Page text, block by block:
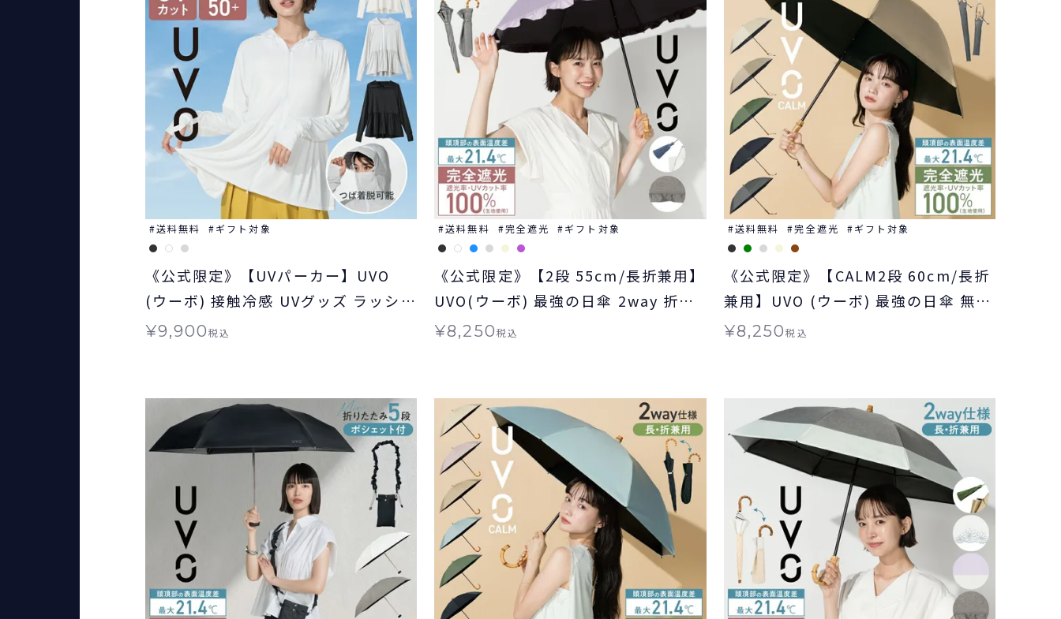
送料無料 ギフト対象
《公式限定》【UVパーカー】UVO
(ウーボ) 接触冷感 UVグッズ ラッシュ
¥9,900税込
送料無料 完全遮光 ギフト対象
《公式限定》【2段 55cm/長折兼用】
UVO(ウーボ) 最強の日傘 2way 折り
たたみ 長傘 日傘 晴雨兼用 ギフト対
¥8,250税込
送料無料 完全遮光 ギフト対象
《公式限定》【CALM2段 60cm/長折
兼用】UVO (ウーボ) 最強の日傘 無地
ミニ 日傘 折りたたみ 晴雨兼用 ギフ
¥8,250税込